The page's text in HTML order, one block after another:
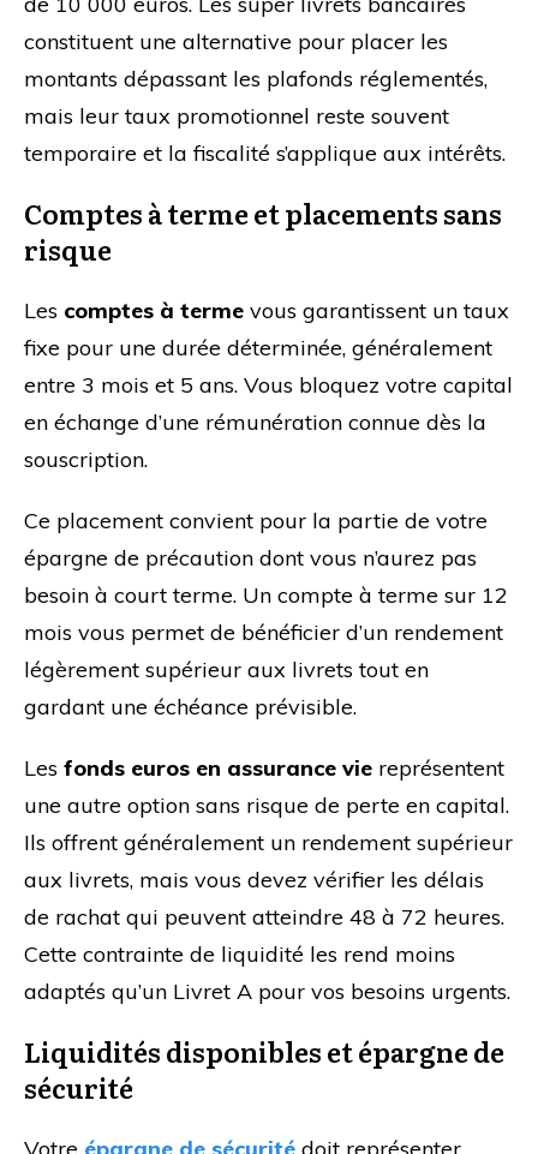
constituent une alternative pour placer les
montants dépassant les plafonds réglementés,
mais leur taux promotionnel reste souvent
temporaire et la fiscalité s’applique aux intérêts.
Comptes à terme et placements sans
risque
Les comptes à terme vous garantissent un taux
fixe pour une durée déterminée, généralement
entre 3 mois et 5 ans. Vous bloquez votre capital
en échange d’une rémunération connue dès la
souscription.
Ce placement convient pour la partie de votre
épargne de précaution dont vous n’aurez pas
besoin à court terme. Un compte à terme sur 12
mois vous permet de bénéficier d’un rendement
légèrement supérieur aux livrets tout en
gardant une échéance prévisible.
Les fonds euros en assurance vie représentent
une autre option sans risque de perte en capital.
Ils offrent généralement un rendement supérieur
aux livrets, mais vous devez vérifier les délais
de rachat qui peuvent atteindre 48 à 72 heures.
Cette contrainte de liquidité les rend moins
adaptés qu’un Livret A pour vos besoins urgents.
Liquidités disponibles et épargne de
sécurité